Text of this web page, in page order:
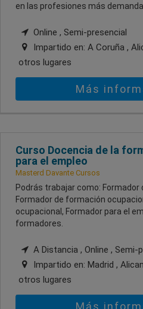
en las profesiones más
Online , Semi-presencial
Impartido en: A Coruña ,
otros lugares
Más
Curso Docencia de la
para el empleo
Masterd Davante Cursos
Podrás trabajar como: Formador
Formador de formación
ocupacional, Formador para el
formadores.
A Distancia , Online , Semi-
Impartido en: Madrid ,
otros lugares